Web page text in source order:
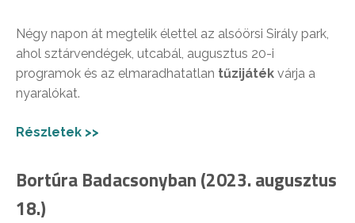
Négy napon át megtelik élettel az alsóörsi Sirály park,
ahol sztárvendégek, utcabál, augusztus 20-i
programok és az elmaradhatatlan tűzijáték várja a
nyaralókat.
Részletek >>
Bortúra Badacsonyban (2023. augusztus
18.)